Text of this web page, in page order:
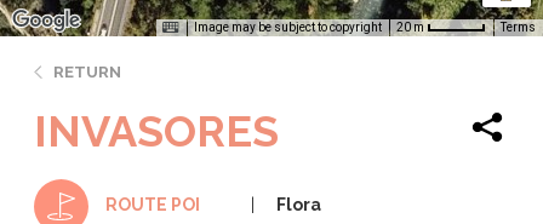
Image may be subject to copyright 20 m Terms
RETURN
INVASORES
ROUTE POI Flora